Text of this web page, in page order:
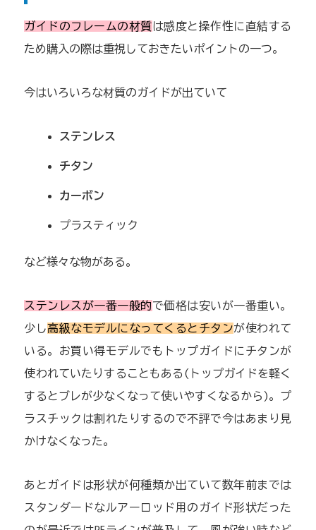
ガイドのフレームの材質は感度と操作性に直結する
ため購入の際は重視しておきたいポイントの一つ。
今はいろいろな材質のガイドが出ていて
ステンレス
チタン
カーボン
プラスティック
など様々な物がある。
ステンレスが一番一般的で価格は安いが一番重い。
少し高級なモデルになってくるとチタンが使われて
いる。お買い得モデルでもトップガイドにチタンが
使われていたりすることもある(トップガイドを軽く
するとブレが少なくなって使いやすくなるから)。プ
ラスチックは割れたりするので不評で今はあまり見
かけなくなった。
あとガイドは形状が何種類か出ていて数年前までは
スタンダードなルアーロッド用のガイド形状だった